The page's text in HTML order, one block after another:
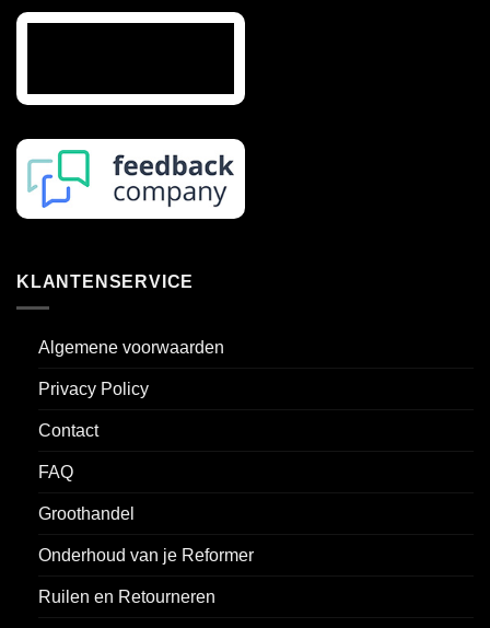
KLANTENSERVICE
Algemene voorwaarden
Privacy Policy
Contact
FAQ
Groothandel
Onderhoud van je Reformer
Ruilen en Retourneren